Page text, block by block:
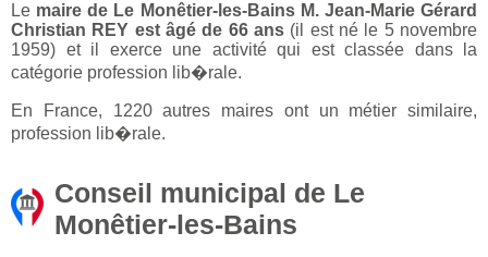
Le maire de Le Monêtier-les-Bains M. Jean-Marie Gérard
Christian REY est âgé de 66 ans (il est né le 5 novembre
1959) et il exerce une activité qui est classée dans la
catégorie profession lib�rale.
En France, 1220 autres maires ont un métier similaire,
profession lib�rale.
Conseil municipal de Le
Monêtier-les-Bains